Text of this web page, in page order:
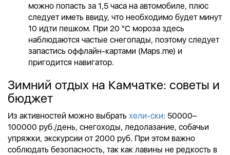
можно попасть за 1,5 часа на автомобиле, плюс
следует иметь ввиду, что необходимо будет минут
10 идти пешком. При 20 °C мороза здесь
наблюдаются частые снегопады, поэтому следует
запастись оффлайн-картами (Maps.me) и
пригодится навигатор.
Зимний отдых на Камчатке: советы и
бюджет
Из активностей можно выбрать хели-ски: 50000–
100000 руб./день, снегоходы, ледолазание, собачьи
упряжки, экскурсии от 2000 руб. При этом важно
соблюдать безопасность, так как лавины не редкость в